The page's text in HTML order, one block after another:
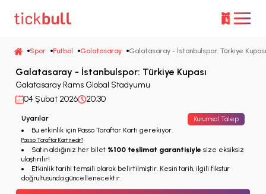
Spor Futbol Galatasaray Galatasaray - İstanbulspor: Türkiye Kupası
Galatasaray - İstanbulspor: Türkiye Kupası
Galatasaray Rams Global Stadyumu
04 Şubat 2026
20:30
Uyarılar Kurumsal Talep
Bu etkinlik için Passo Taraftar Kartı gerekiyor.
Passo Taraftar Kart nedir?
Satın aldığınız her bilet %100 teslimat garantisiyle size eksiksiz
ulaştırılır!
Etkinlik tarihi temsili olarak belirtilmiştir. Kesin tarih, ilgili fikstür
doğrultusunda güncellenecektir.